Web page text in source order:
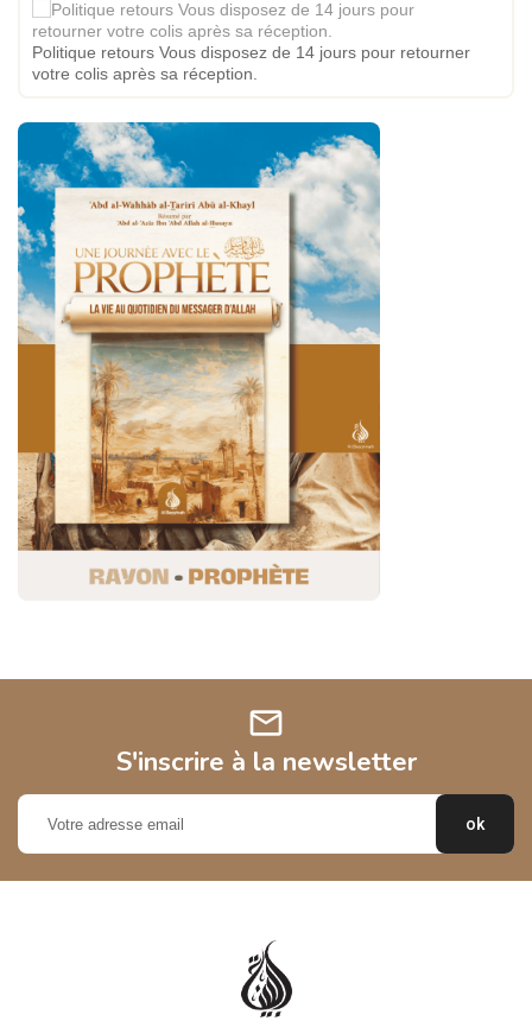
Politique retours Vous disposez de 14 jours pour retourner
votre colis après sa réception.
mail
S'inscrire à la newsletter